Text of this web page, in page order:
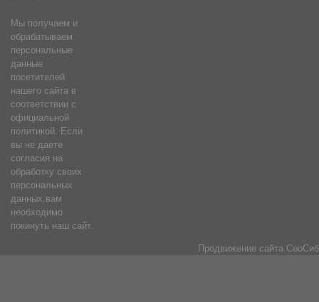
Мы получаем и
обрабатываем
персональные
данные
посетителей
нашего сайта в
соответствии с
официальной
политикой. Если
вы не даете
согласия на
обработку своих
персональных
данных,вам
необходимо
покинуть наш сайт.
Продвижение сайта СеоСиб